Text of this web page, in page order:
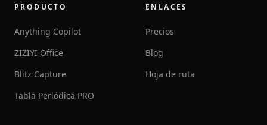
PRODUCTO
Anything Copilot
ZIZIYI Office
Blitz Capture
Tabla Periódica PRO
ENLACES
Precios
Blog
Hoja de ruta